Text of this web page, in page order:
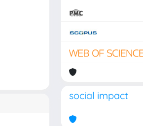
social impact